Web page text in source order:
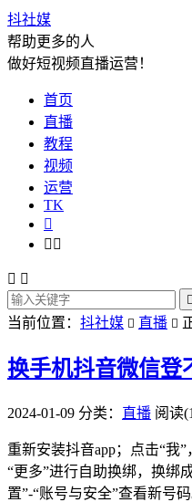
抖社媒
帮助更多的人
做好短视频直播运营！
首页
直播
教程
视频
运营
TK

 
 

当前位置： 抖社媒  直播 
换手机抖音微信登
2024-01-09 分类： 直播 阅读
重新安装抖音app；点击“我
“更多”进行自助换绑，换绑
置”-“账号与安全”查看新号码